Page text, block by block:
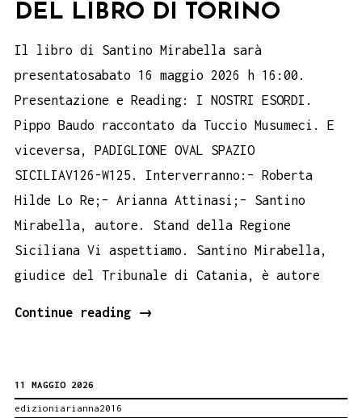
DEL LIBRO DI TORINO
Il libro di Santino Mirabella sarà
presentatosabato 16 maggio 2026 h 16:00.
Presentazione e Reading: I NOSTRI ESORDI.
Pippo Baudo raccontato da Tuccio Musumeci. E
viceversa, PADIGLIONE OVAL SPAZIO
SICILIAV126-W125. Interverranno:– Roberta
Hilde Lo Re;– Arianna Attinasi;– Santino
Mirabella, autore. Stand della Regione
Siciliana Vi aspettiamo. Santino Mirabella,
giudice del Tribunale di Catania, è autore
Continue reading
Pippo
→
11 MAGGIO 2026
edizioniarianna2016